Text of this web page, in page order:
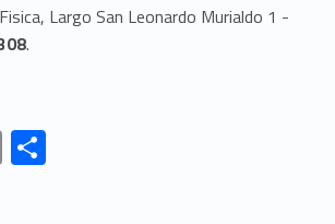
Largo San Leonardo Murialdo 1 -
.
E
m
Link identifier #identifier__26209-4 S
h